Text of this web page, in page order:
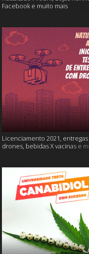
Facebook e muito mais
Licenciamento 2021,
drones, bebidas X vacinas e